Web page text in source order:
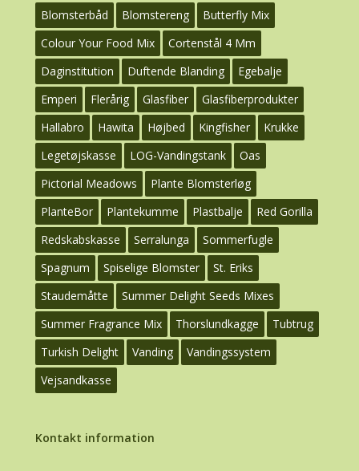
Blomsterbåd
Blomstereng
Butterfly Mix
Colour Your Food Mix
Cortenstål 4 Mm
Daginstitution
Duftende Blanding
Egebalje
Emperi
Flerårig Glasfiber
Glasfiberprodukter
Hallabro
Hawita Højbed Kingfisher
Krukke
Legetøjskasse
LOG-Vandingstank
Oas
Pictorial Meadows
Plante Blomsterløg
PlanteBor
Plantekumme Plastbalje
Red Gorilla
Redskabskasse
Serralunga
Sommerfugle
Spagnum
Spiselige Blomster
St. Eriks
Staudemåtte
Summer Delight Seeds Mixes
Summer Fragrance Mix
Thorslundkagge
Tubtrug
Turkish Delight
Vanding
Vandingssystem
Vejsandkasse
Kontakt information